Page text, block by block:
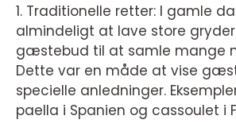
1. Traditionelle retter: I gamle
almindeligt at lave store
gæstebud til at samle mange
Dette var en måde at vise
specielle anledninger.
paella i Spanien og cassoulet i